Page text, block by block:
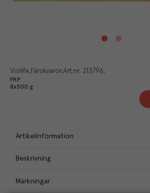
Violife Färskvaror Art.nr. 213796
FRP
8x500 g
Artikelinformation
Beskrivning
Märkningar